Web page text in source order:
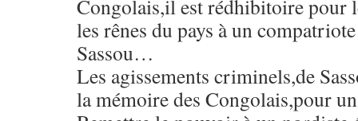
Congolais,il est rédhibitoire pour
les rênes du pays à un
Sassou…
Les agissements criminels,de
la mémoire des Congolais,pour